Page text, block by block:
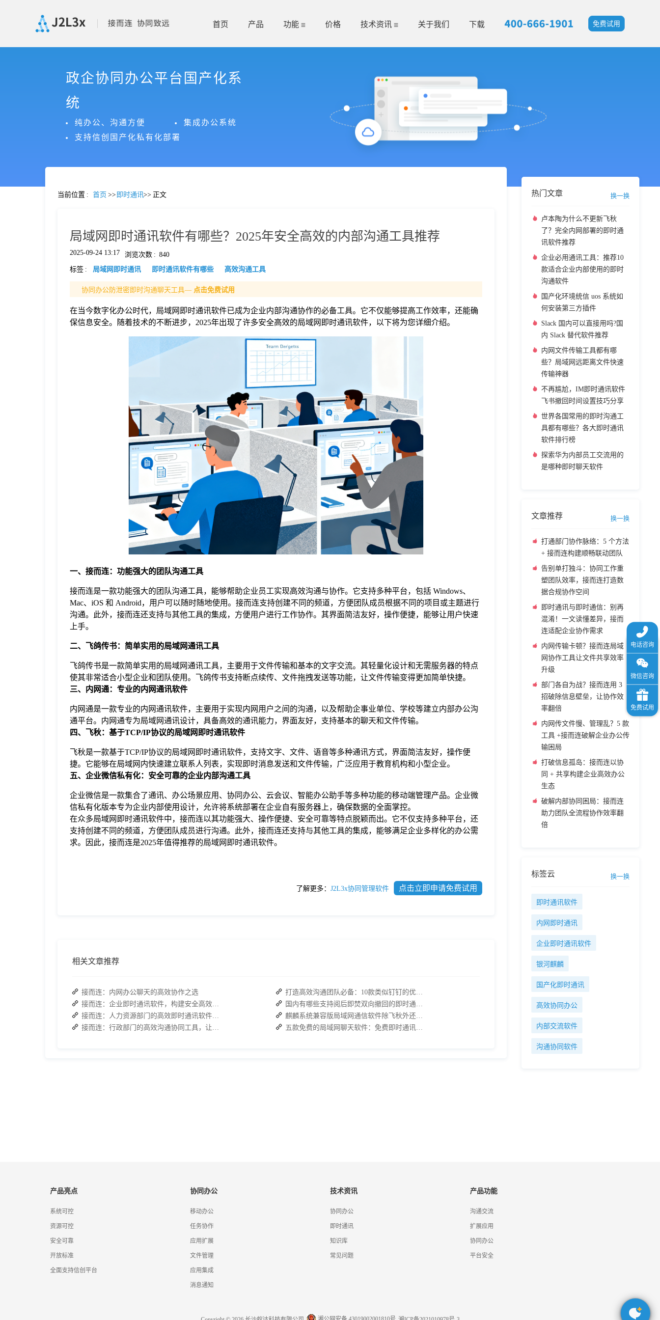
首页 产品 功能 价格 技术资讯 关于我们 下载 免费试用
政企协同办公平台国产化系
统
纯办公、沟通方便
集成办公系统
支持信创国产化私有化部署
当前位置 : 首页 >> 即时通讯>> 正文
局域网即时通讯软件有哪些？2025年安全高效的内部沟通工具推荐
2025-09-24 13:17 浏览次数 : 840
标签 : 局域网即时通讯 即时通讯软件有哪些 高效沟通工具
协同办公防泄密即时沟通聊天工具— 点击免费试用
在当今数字化办公时代，局域网即时通讯软件已成为企业内部沟通协作的必备工具。它不仅能够提高工作效率，还能确
保信息安全。随着技术的不断进步，2025年出现了许多安全高效的局域网即时通讯软件，以下将为您详细介绍。
一、接而连：功能强大的团队沟通工具
接而连是一款功能强大的团队沟通工具，能够帮助企业员工实现高效沟通与协作。它支持多种平台，包括 Windows、
Mac、iOS 和 Android，用户可以随时随地使用。接而连支持创建不同的频道，方便团队成员根据不同的项目或主题进行
沟通。此外，接而连还支持与其他工具的集成，方便用户进行工作协作。其界面简洁友好，操作便捷，能够让用户快速
上手。
二、飞鸽传书：简单实用的局域网通讯工具
飞鸽传书是一款简单实用的局域网通讯工具，主要用于文件传输和基本的文字交流。其轻量化设计和无需服务器的特点
使其非常适合小型企业和团队使用。飞鸽传书支持断点续传、文件拖拽发送等功能，让文件传输变得更加简单快捷。
三、内网通：专业的内网通讯软件
内网通是一款专业的内网通讯软件，主要用于实现内网用户之间的沟通，以及帮助企事业单位、学校等建立内部办公沟
通平台。内网通专为局域网通讯设计，具备高效的通讯能力，界面友好，支持基本的聊天和文件传输。
四、飞秋：基于TCP/IP协议的局域网即时通讯软件
飞秋是一款基于TCP/IP协议的局域网即时通讯软件，支持文字、文件、语音等多种通讯方式，界面简洁友好，操作便
捷。它能够在局域网内快速建立联系人列表，实现即时消息发送和文件传输，广泛应用于教育机构和小型企业。
五、企业微信私有化：安全可靠的企业内部沟通工具
企业微信是一款集合了通讯、办公场景应用、协同办公、云会议、智能办公助手等多种功能的移动端管理产品。企业微
信私有化版本专为企业内部使用设计，允许将系统部署在企业自有服务器上，确保数据的全面掌控。
在众多局域网即时通讯软件中，接而连以其功能强大、操作便捷、安全可靠等特点脱颖而出。它不仅支持多种平台，还
支持创建不同的频道，方便团队成员进行沟通。此外，接而连还支持与其他工具的集成，能够满足企业多样化的办公需
求。因此，接而连是2025年值得推荐的局域网即时通讯软件。
了解更多： J2L3x协同管理软件 点击立即申请免费试用
相关文章推荐
接而连：内网办公聊天的高效协作之选
接而连：企业即时通讯软件，构建安全高效的外部合作对接体系
接而连：人力资源部门的高效即时通讯软件，重塑 HR 工作新体验
接而连：行政部门的高效沟通协同工具，让日常工作事半功倍
打造高效沟通团队必备：10款类似钉钉的优秀即时通讯软件推荐
国内有哪些支持阅后即焚双向撤回的即时通讯软件？
麒麟系统兼容版局域网通信软件除飞秋外还有哪些？
五款免费的局域网聊天软件：免费即时通讯软件哪款更胜一筹？
热门文章 换一换
卢本陶为什么不更新飞秋
了？完全内网部署的即时通
讯软件推荐
企业必用通讯工具：推荐10
款适合企业内部使用的即时
沟通软件
国产化环境统信 uos 系统如
何安装第三方插件
Slack 国内可以直接用吗?国
内 Slack 替代软件推荐
内网文件传输工具都有哪
些？局域网远距离文件快速
传输神器
不再尴尬，IM即时通讯软件
飞书撤回时间设置技巧分享
世界各国常用的即时沟通工
具都有哪些？各大即时通讯
软件排行榜
探索华为内部员工交流用的
是哪种即时聊天软件
文章推荐 换一换
打通部门协作脉络：5 个方法
+ 接而连构建顺畅联动团队
告别单打独斗：协同工作重
塑团队效率，接而连打造数
据合规协作空间
即时通讯与即时通信：别再
混淆！一文读懂差异，接而
连适配企业协作需求
内网传输卡顿？接而连局域
网协作工具让文件共享效率
升级
部门各自为战？接而连用 3
招破除信息壁垒，让协作效
率翻倍
内网传文件慢、管理乱？5 款
工具 +接而连破解企业办公传
输困局
打破信息孤岛：接而连以协
同 + 共享构建企业高效办公
生态
破解内部协同困局：接而连
助力团队全流程协作效率翻
倍
标签云 换一换
即时通讯软件
内网即时通讯
企业即时通讯软件
银河麒麟
国产化即时通讯
高效协同办公
内部交流软件
沟通协同软件
产品亮点
系统可控
资源可控
安全可靠
开放标准
全面支持信创平台
协同办公
移动办公
任务协作
应用扩展
文件管理
应用集成
消息通知
技术资讯
协同办公
即时通讯
知识库
常见问题
产品功能
沟通交流
扩展应用
协同办公
平台安全